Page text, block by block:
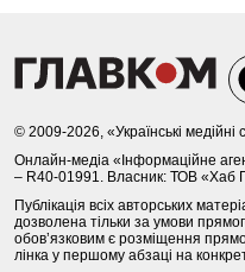
© 2009-2026, «Українські
Онлайн-медіа «Інформаційне
– R40-01991. Власник: ТОВ «Хаб
Публікація всіх авторських
дозволена тільки за умови
обов’язковим є розміщення
лінка у першому абзаці на